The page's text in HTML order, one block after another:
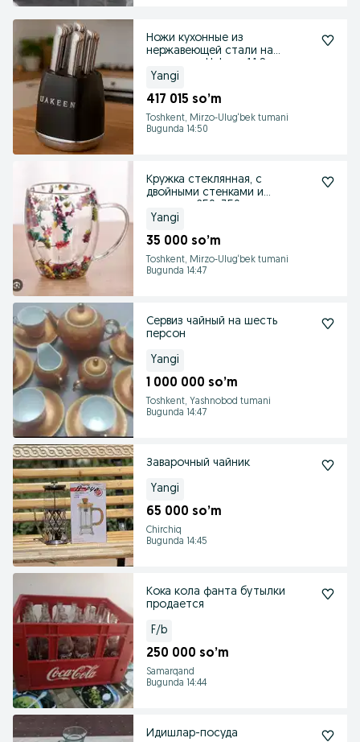
Ножи кухонные из
нержавеющей стали на
люкс
Yangi
417 015 so’m
Toshkent, Mirzo-Ulug‘bek tumani
Bugunda 14:50
Кружка стеклянная, с
двойными стенками и
Yangi
35 000 so’m
Toshkent, Mirzo-Ulug‘bek tumani
Bugunda 14:47
Сервиз чайный на шесть
персон
Yangi
1 000 000 so’m
Toshkent, Yashnobod tumani
Bugunda 14:47
Заварочный чайник
Yangi
65 000 so’m
Chirchiq
Bugunda 14:45
Кока кола фанта бутылки
продается
F/b
250 000 so’m
Samarqand
Bugunda 14:44
Идишлар-посуда